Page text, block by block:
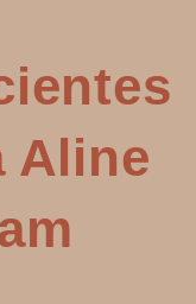
Aline